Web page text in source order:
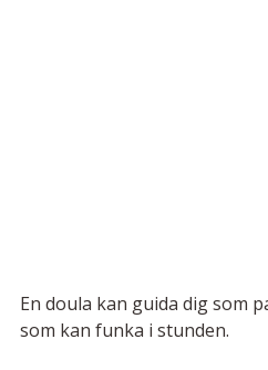
En doula kan guida dig som
som kan funka i stunden.